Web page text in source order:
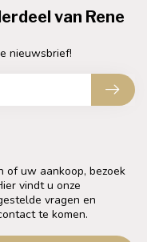
of uw aankoop, bezoek
vindt u onze
vragen en
te komen.
van Rene
nieuwsbrief!